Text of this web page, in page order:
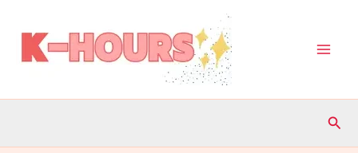
キ
プ
検